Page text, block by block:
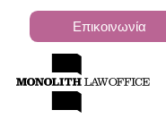
Επικοινωνία